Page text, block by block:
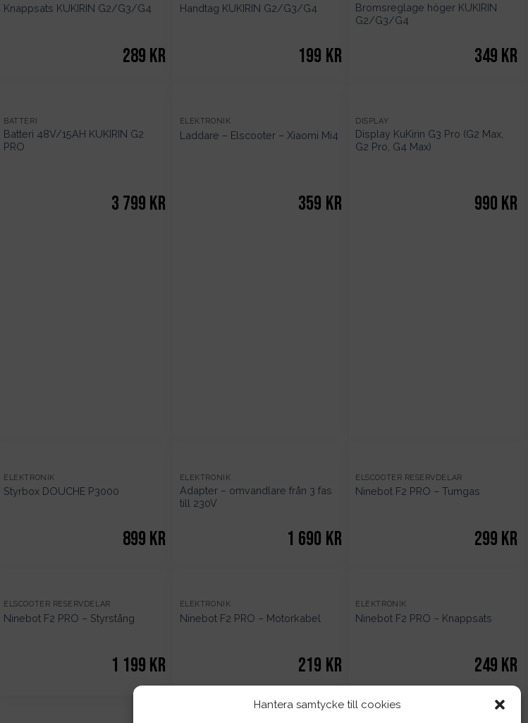
Hantera samtycke till cookies
Knappsats KUKIRIN G2/G3/G4
289 kr
Handtag KUKIRIN G2/G3/G4
199 kr
Bromsreglage höger KUKIRIN
G2/G3/G4
349 kr
I
BATTERI
Batteri 48V/15AH KUKIRIN G2
PRO
3 799 kr
ELEKTRONIK
Laddare – Elscooter – Xiaomi Mi4
359 kr
DISPLAY
Display KuKirin G3 Pro (G2 Max,
G2 Pro, G4 Max)
990 kr
ELEKTRONIK
Styrbox DOUCHE P3000
899 kr
ELEKTRONIK
Adapter – omvandlare från 3 fas
till 230V
1 690 kr
ELSCOOTER RESERVDELAR
Ninebot F2 PRO – Tumgas
299 kr
ELSCOOTER RESERVDELAR
Ninebot F2 PRO – Styrstång
1 199 kr
ELEKTRONIK
Ninebot F2 PRO – Motorkabel
219 kr
ELEKTRONIK
Ninebot F2 PRO – Knappsats
249 kr